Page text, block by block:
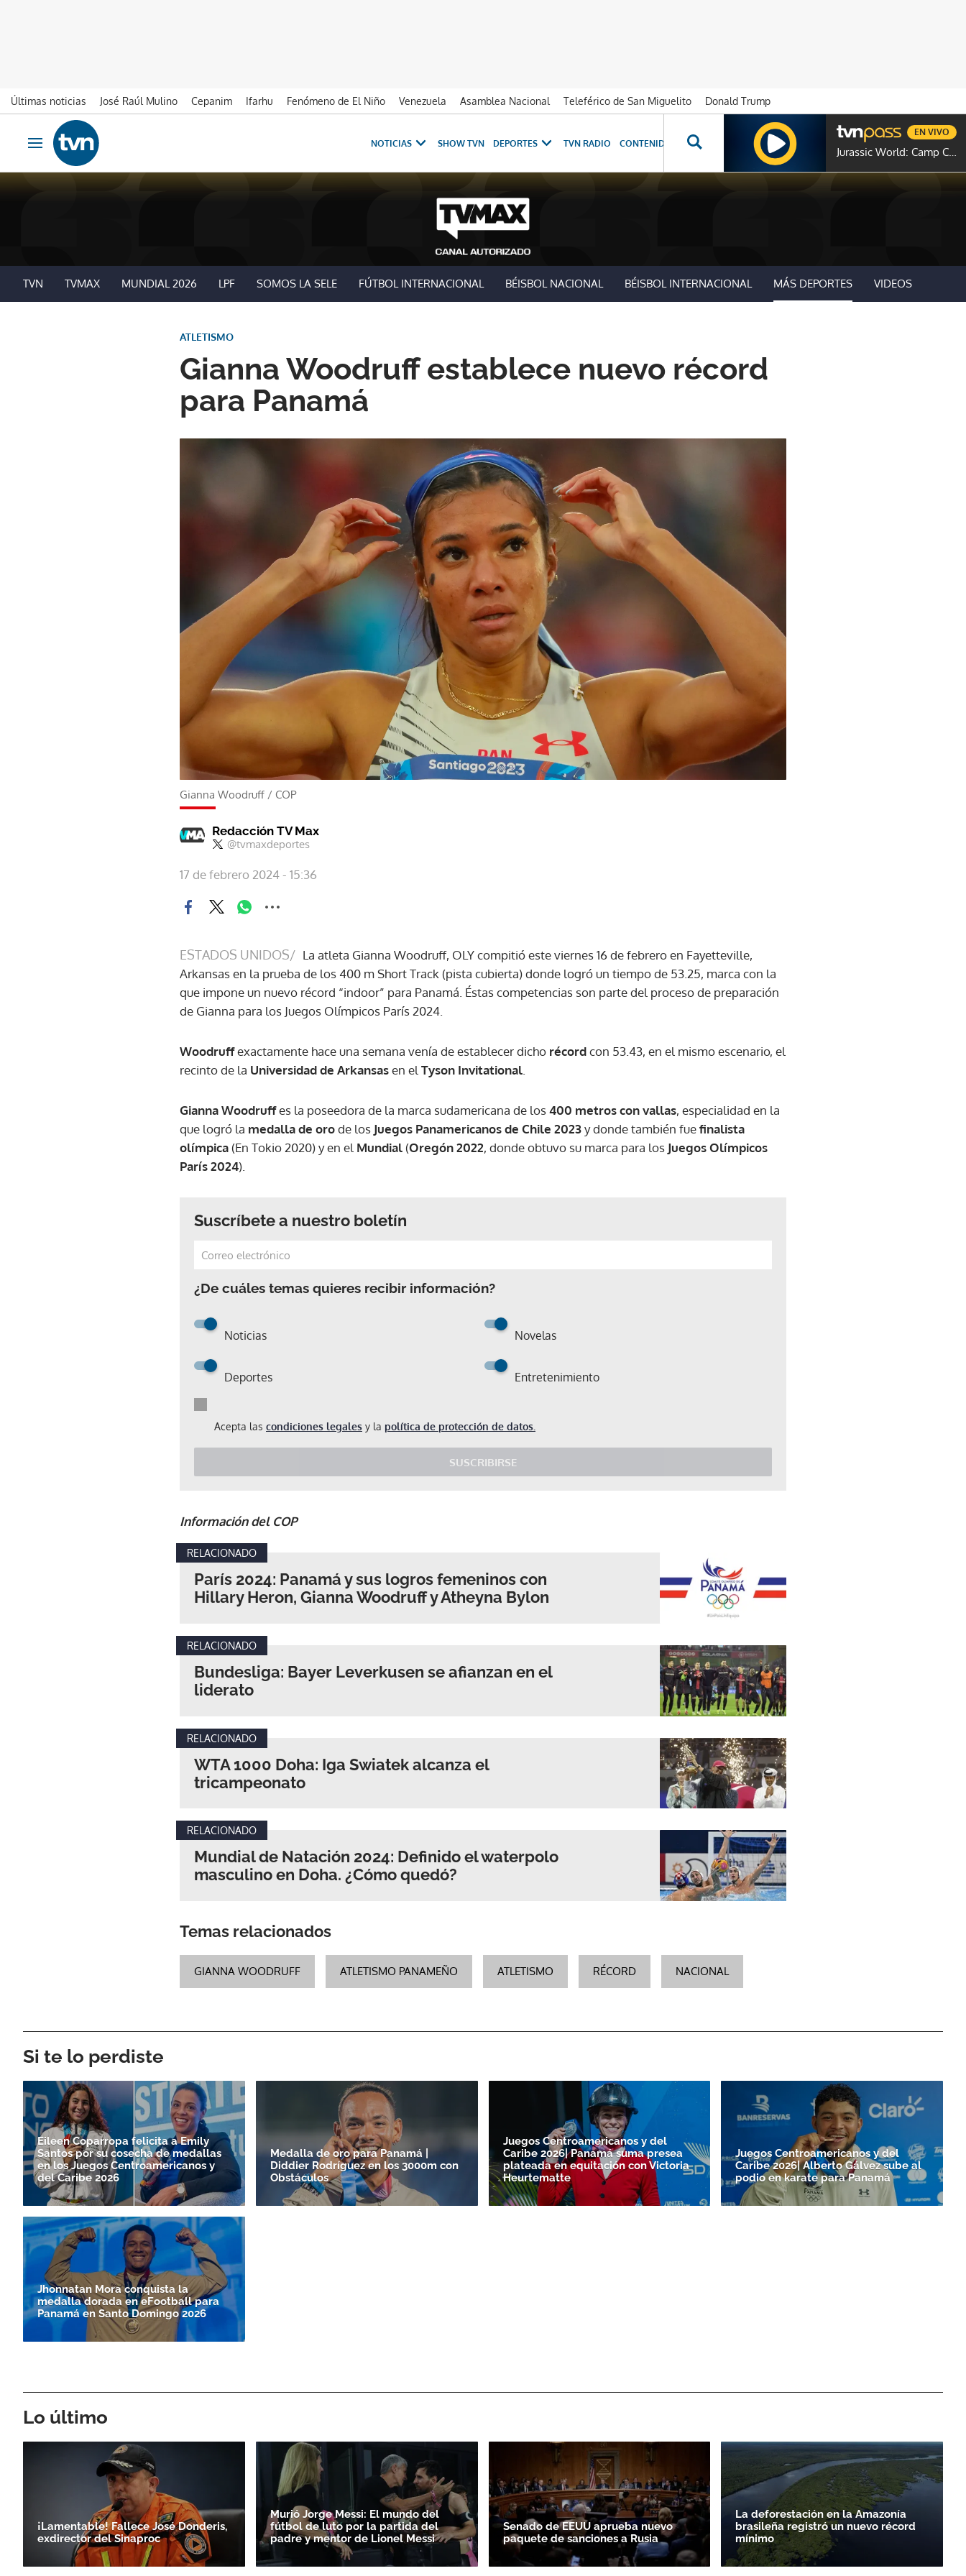
Últimas noticias José Raúl Mulino Cepanim Ifarhu Fenómeno de El Niño Venezuela Asamblea Nacional Teleférico de San Miguelito
Donald Trump
Ir al contenido
Obrir navegació
NOTICIAS SHOW TVN DEPORTES TVN RADIO CONTENIDOS ESPECIALES NOVELAS GENTE TVN
Jurassic World: Camp Cretaceous
EN VIVO
TVN TVMAX MUNDIAL 2026 LPF SOMOS LA SELE FÚTBOL INTERNACIONAL BÉISBOL NACIONAL BÉISBOL INTERNACIONAL MÁS DEPORTES VIDEOS
Gianna Woodruff establece nuevo récord
para Panamá
ATLETISMO
Gianna Woodruff / COP
Redacción TV Max
@tvmaxdeportes
17 de febrero 2024 - 15:36
ESTADOS UNIDOS/ La atleta Gianna Woodruff, OLY compitió este viernes 16 de febrero en Fayetteville,
Arkansas en la prueba de los 400 m Short Track (pista cubierta) donde logró un tiempo de 53.25, marca con la
que impone un nuevo récord “indoor” para Panamá. Éstas competencias son parte del proceso de preparación
de Gianna para los Juegos Olímpicos París 2024.
Woodruffexactamente hace una semana venía de establecer dicho récordcon 53.43, en el mismo escenario, el
recinto de la Universidad de Arkansasen el Tyson Invitational
Gianna Woodruffes la poseedora de la marca sudamericana de los400 metros con vallas, especialidad en la
que logró la medalla de orode los Juegos Panamericanos de Chile 2023y donde también fuefinalista
olímpica (En Tokio 2020) y en el Mundial (Oregón 2022, donde obtuvo su marca para los Juegos Olímpicos
París 2024).
Suscríbete a nuestro boletín
¿De cuáles temas quieres recibir información?
Noticias Novelas
Deportes Entretenimiento
Acepta las condiciones legales y la política de protección de datos.
SUSCRIBIRSE
Gracias por suscribirte a nuestro boletín.
Información del COP
RELACIONADO
París 2024: Panamá y sus logros femeninos con
Hillary Heron, Gianna Woodruff y Atheyna Bylon
RELACIONADO
Bundesliga: Bayer Leverkusen se afianzan en el
liderato
RELACIONADO
WTA 1000 Doha: Iga Swiatek alcanza el
tricampeonato
RELACIONADO
Mundial de Natación 2024: Definido el waterpolo
masculino en Doha. ¿Cómo quedó?
Temas relacionados
GIANNA WOODRUFF ATLETISMO PANAMEÑO ATLETISMO RÉCORD NACIONAL
Si te lo perdiste
Eileen Coparropa felicita a Emily
Santos por su cosecha de medallas
en los Juegos Centroamericanos y
del Caribe 2026
Medalla de oro para Panamá |
Diddier Rodríguez en los 3000m con
Obstáculos
Juegos Centroamericanos y del
Caribe 2026| Panamá suma presea
plateada en equitación con Victoria
Heurtematte
Juegos Centroamericanos y del
Caribe 2026| Alberto Gálvez sube al
podio en karate para Panamá
Jhonnatan Mora conquista la
medalla dorada en eFootball para
Panamá en Santo Doming­o 2026
Lo último
¡Lamentable! Fallece José Donderis,
exdirector del Sinaproc
Murió Jorge Messi: El mundo del
fútbol de luto por la partida del
padre y mentor de Lionel Messi
Senado de EEUU aprueba nuevo
paquete de sanciones a Rusia
La deforestación en la Amazonía
brasileña registró un nuevo récord
mínimo